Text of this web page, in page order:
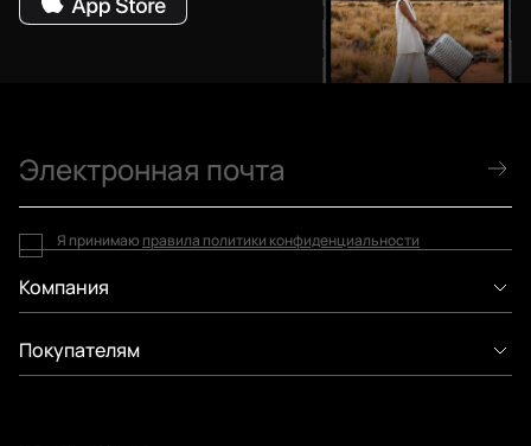
Компания
Покупателям
Я принимаю правила политики конфиденциальности